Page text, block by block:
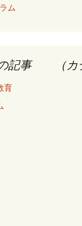
ム
の記事 （カ
育